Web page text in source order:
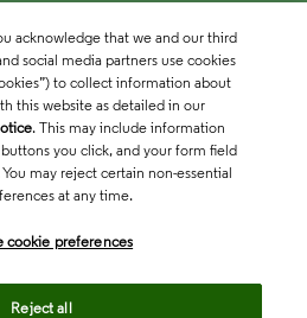
acknowledge that we and our third
social media partners use cookies
to collect information about
this website as detailed in our
. This may include information
you click, and your form field
may reject certain non-essential
at any time.
cookie preferences
Reject all